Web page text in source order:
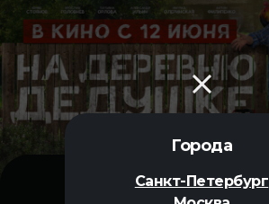
Города
Санкт-Петербург